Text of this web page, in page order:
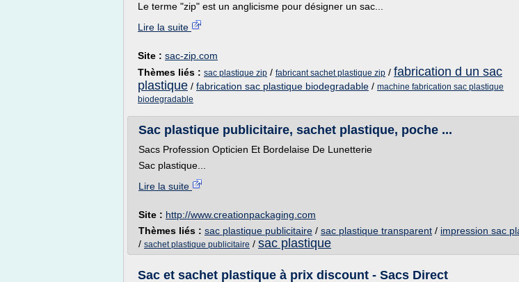
Le terme "zip" est un anglicisme pour désigner un sac...
Lire la suite
Site : sac-zip.com
Thèmes liés : sac plastique zip / fabricant sachet plastique zip / fabrication d un sac
plastique / fabrication sac plastique biodegradable / machine fabrication sac plastique
biodegradable
Sac plastique publicitaire, sachet plastique, poche ...
Sacs Profession Opticien Et Bordelaise De Lunetterie
Sac plastique...
Lire la suite
Site : http://www.creationpackaging.com
Thèmes liés : sac plastique publicitaire / sac plastique transparent / impression sac
/ sachet plastique publicitaire / sac plastique
Sac et sachet plastique à prix discount - Sacs Direct